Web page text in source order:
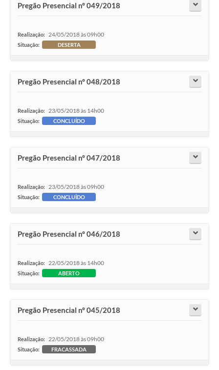
Pregão Presencial nº 049/2018
Realização: 24/05/2018 às 09h00
Situação: DESERTA
Pregão Presencial nº 048/2018
Realização: 23/05/2018 às 14h00
Situação: CONCLUÍDO
Pregão Presencial nº 047/2018
Realização: 23/05/2018 às 09h00
Situação: CONCLUÍDO
Pregão Presencial nº 046/2018
Realização: 22/05/2018 às 14h00
Situação: ABERTO
Pregão Presencial nº 045/2018
Realização: 22/05/2018 às 09h00
Situação: FRACASSADA